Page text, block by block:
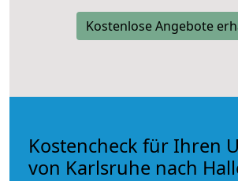
Kostenlose Angebote
Kostencheck für Ihren
von Karlsruhe nach